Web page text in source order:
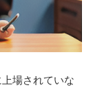
場されていな